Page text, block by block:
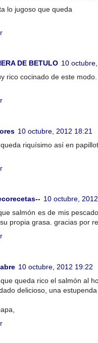
lo jugoso que queda
DE BETULO 10
rico cocinado de este modo.
10 octubre, 2012 18:21
riquísimo así en
10 octubre,
salmón es de mis
propia grasa. gracias por
10 octubre, 2012 19:22
queda rico el salmón al
delicioso, una estupenda